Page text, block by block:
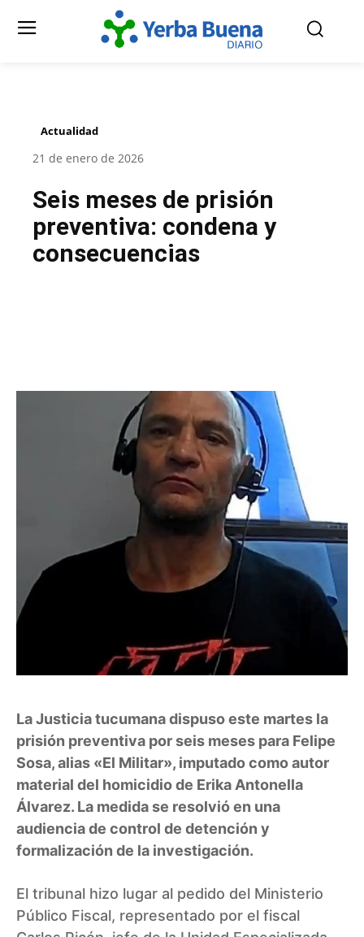
Actualidad
21 de enero de 2026
Seis meses de prisión
preventiva: condena y
consecuencias
La Justicia tucumana dispuso este martes la
prisión preventiva por seis meses para Felipe
Sosa, alias «El Militar», imputado como autor
material del homicidio de Erika Antonella
Álvarez. La medida se resolvió en una
audiencia de control de detención y
formalización de la investigación.
El tribunal hizo lugar al pedido del Ministerio
Público Fiscal, representado por el fiscal